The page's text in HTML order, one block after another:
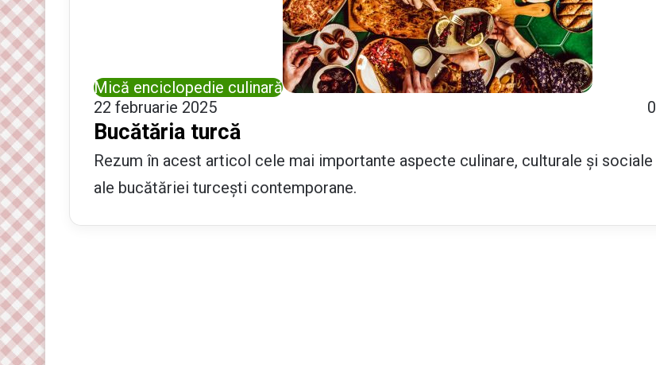
Mică enciclopedie culinară
22 februarie 2025
0
Bucătăria turcă
Rezum în acest articol cele mai importante aspecte culinare, culturale și sociale
ale bucătăriei turcești contemporane.